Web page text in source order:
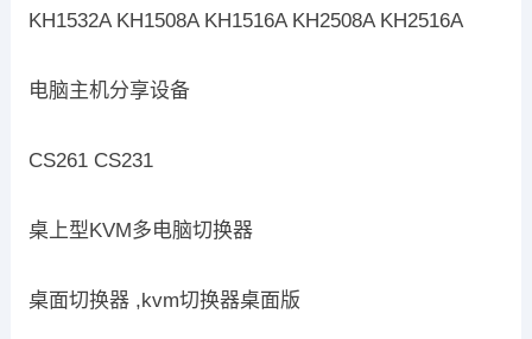
KH1532A KH1508A KH1516A KH2508A KH2516A
电脑主机分享设备
CS261 CS231
桌上型KVM多电脑切换器
桌面切换器 ,kvm切换器桌面版